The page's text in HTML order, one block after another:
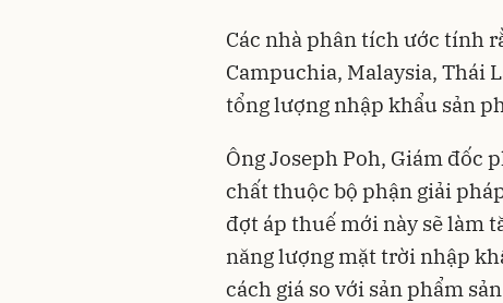
Các nhà phân tích ước tính
Campuchia, Malaysia, Thái
tổng lượng nhập khẩu sản
Ông Joseph Poh, Giám đốc
chất thuộc bộ phận giải
đợt áp thuế mới này sẽ làm
năng lượng mặt trời nhập
cách giá so với sản phẩm